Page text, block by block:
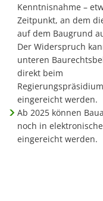
Kenntnisnahme –
Zeitpunkt, an dem
auf dem Baugrund
Der Widerspruch
unteren
direkt beim
Regierungspräsidium
eingereicht werden.
Ab 2025 können
noch in
eingereicht werden.